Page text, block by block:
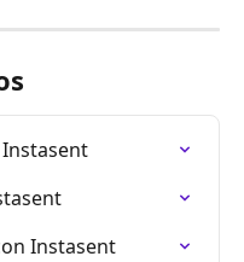
Instasent